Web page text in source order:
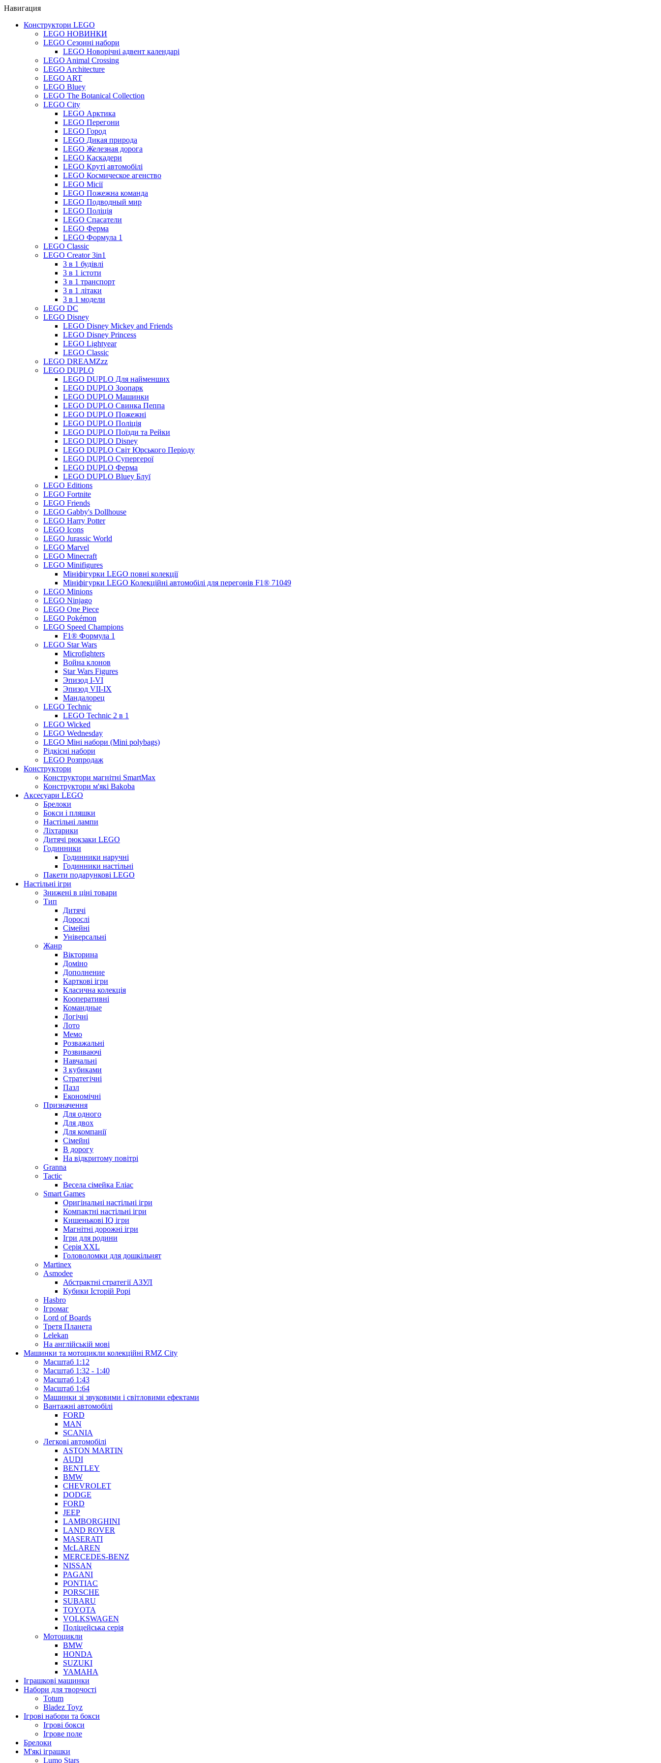
Навигация
Конструктори LEGO
LEGO НОВИНКИ
LEGO Сезонні набори
LEGO Новорічні адвент календарі
LEGO Animal Crossing
LEGO Architecture
LEGO ART
LEGO Bluey
LEGO The Botanical Collection
LEGO City
LEGO Арктика
LEGO Перегони
LEGO Город
LEGO Дикая природа
LEGO Железная дорога
LEGO Каскадери
LEGO Круті автомобілі
LEGO Космическое агенство
LEGO Місії
LEGO Пожежна команда
LEGO Подводный мир
LEGO Поліція
LEGO Спасатели
LEGO Ферма
LEGO Формула 1
LEGO Classic
LEGO Creator 3in1
3 в 1 будівлі
3 в 1 істоти
3 в 1 транспорт
3 в 1 літаки
3 в 1 модели
LEGO DC
LEGO Disney
LEGO Disney Mickey and Friends
LEGO Disney Princess
LEGO Lightyear
LEGO Classic
LEGO DREAMZzz
LEGO DUPLO
LEGO DUPLO Для найменших
LEGO DUPLO Зоопарк
LEGO DUPLO Машинки
LEGO DUPLO Свинка Пеппа
LEGO DUPLO Пожежні
LEGO DUPLO Поліція
LEGO DUPLO Поїзди та Рейки
LEGO DUPLO Disney
LEGO DUPLO Світ Юрського Періоду
LEGO DUPLO Супергерої
LEGO DUPLO Ферма
LEGO DUPLO Bluey Блуї
LEGO Editions
LEGO Fortnite
LEGO Friends
LEGO Gabby's Dollhouse
LEGO Harry Potter
LEGO Icons
LEGO Jurassic World
LEGO Marvel
LEGO Minecraft
LEGO Minifigures
Мініфігурки LEGO повні колекції
Мініфігурки LEGO Колекційні автомобілі для перегонів F1® 71049
LEGO Minions
LEGO Ninjago
LEGO One Piece
LEGO Pokémon
LEGO Speed Champions
F1® Формула 1
LEGO Star Wars
Microfighters
Война клонов
Star Wars Figures
Эпизод I-VI
Эпизод VII-IX
Мандалорец
LEGO Technic
LEGO Technic 2 в 1
LEGO Wicked
LEGO Wednesday
LEGO Міні набори (Mini polybags)
Рідкісні набори
LEGO Розпродаж
Конструктори
Конструктори магнітні SmartMax
Конструктори м'які Bakoba
Аксесуари LEGO
Брелоки
Бокси і пляшки
Настільні лампи
Ліхтарики
Дитячі рюкзаки LEGO
Годинники
Годинники наручні
Годинники настільні
Пакети подарункові LEGO
Настільні ігри
Знижені в ціні товари
Тип
Дитячі
Дорослі
Сімейні
Універсальні
Жанр
Вікторина
Доміно
Дополнение
Карткові ігри
Класична колекція
Кооперативні
Командные
Логічні
Лото
Мемо
Розважальні
Розвиваючі
Навчальні
З кубиками
Стратегічні
Пазл
Економічні
Призначення
Для одного
Для двох
Для компанії
Сімейні
В дорогу
На відкритому повітрі
Granna
Tactic
Весела сімейка Еліас
Smart Games
Оригінальні настільні ігри
Компактні настільні ігри
Кишенькові IQ ігри
Магнітні дорожні ігри
Ігри для родини
Серія XXL
Головоломки для дошкільнят
Martinex
Asmodee
Абстрактні стратегії АЗУЛ
Кубики Історій Рорі
Hasbro
Ігромаг
Lord of Boards
Третя Планета
Lelekan
На англійській мові
Машинки та мотоцикли колекційні RMZ City
Масштаб 1:12
Масштаб 1:32 - 1:40
Масштаб 1:43
Масштаб 1:64
Машинки зі звуковими і світловими ефектами
Вантажні автомобілі
FORD
MAN
SCANIA
Легкові автомобілі
ASTON MARTIN
AUDI
BENTLEY
BMW
CHEVROLET
DODGE
FORD
JEEP
LAMBORGHINI
LAND ROVER
MASERATI
McLAREN
MERCEDES-BENZ
NISSAN
PAGANI
PONTIAC
PORSCHE
SUBARU
TOYOTA
VOLKSWAGEN
Поліцейська серія
Мотоцикли
BMW
HONDA
SUZUKI
YAMAHA
Іграшкові машинки
Набори для творчості
Totum
Bladez Toyz
Ігрові набори та бокси
Ігрові бокси
Ігрове поле
Брелоки
М'які іграшки
Lumo Stars